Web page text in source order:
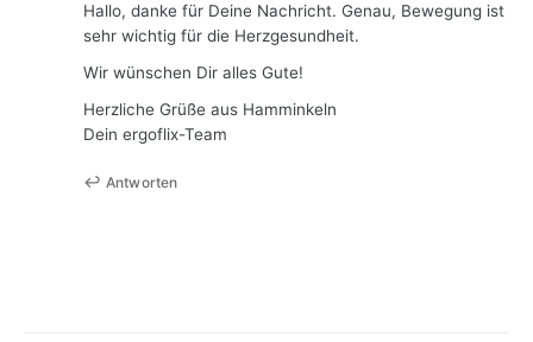
Hallo, danke für Deine Nachricht. Genau, Bewegung ist
sehr wichtig für die Herzgesundheit.
Wir wünschen Dir alles Gute!
Herzliche Grüße aus Hamminkeln
Dein ergoflix-Team
Antworten